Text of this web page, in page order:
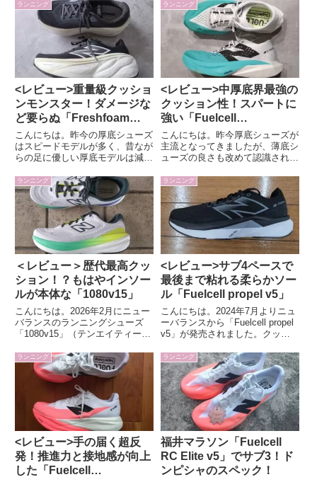
ランニング
<レビュー>重量級クッショ
ンモンスター！ダメージな
ど要らぬ「Freshfoam
more v5」
こんにちは。昨今の厚底シューズ
はスピードモデルが多く、昔なが
らの足に優しい厚底モデルは減っ
ューバランスの脚に優しくジョギ
ングにオススメな「Fresh foam
X more v5」について紹介しま
す。｢Fres...
ランニング
<レビュー>中厚底界最強の
クッション性！スパートに
強い「Fuelcell
supercomp pacer v2」
こんにちは。昨今厚底シューズが
主流となってきましたが、薄底シ
ューズの良さも改めて認識される
のシューズも増えてきました。今
回はニューバランスの中厚底シュ
ーズ「Fuelcell Supercomp Pacer
v2...
ランニング
＜レビュー＞歴代最高クッ
ション！？もはやインソー
ルが本体な「1080v15」
こんにちは。2026年2月にニュー
バランスのランニングシューズ
「1080v15」（テンエイティー
いてみましたので感想をまとめま
した。「1080v15」の特徴クッシ
ョンの持続性を重視したデイリー
トレーナーランニ...
ランニング
<レビュー>サブ4ペースで
最後まで粘れる柔らかソー
ル「Fuelcell propel v5」
こんにちは。2024年7月よりニュ
ーバランスから「Fuelcell propel
v5」が発売されました。クッシ
を探していた所で丁度発売された
ので早速履いてみました！
｢Fuelcell propel v5｣の特...
ランニング
<レビュー>手の届く超反
発！推進力と接地感が向上
した「Fuelcell
ランニング
福井マラソン「Fuelcell
RC Elite v5」でサブ3！ド
ンピシャのスペック！